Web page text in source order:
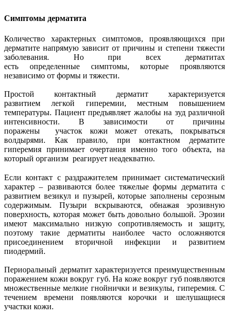
Симптомы дерматита
Количество характерных симптомов, проявляющихся при
дерматите напрямую зависит от причины и степени тяжести
заболевания. Но при всех дерматитах
есть определенные симптомы, которые проявляются
независимо от формы и тяжести.
Простой контактный дерматит характеризуется
развитием легкой гиперемии, местным повышением
температуры. Пациент предъявляет жалобы на зуд различной
интенсивности. В зависимости от причины
поражены участок кожи может отекать, покрываться
волдырями. Как правило, при контактном дерматите
гиперемия принимает очертания именно того объекта, на
который организм реагирует неадекватно.
Если контакт с раздражителем принимает систематический
характер – развиваются более тяжелые формы дерматита с
развитием везикул и пузырей, которые заполнены серозным
содержимым. Пузыри вскрываются, обнажая эрозивную
поверхность, которая может быть довольно большой. Эрозии
имеют максимально низкую сопротивляемость и защиту,
поэтому такие дерматиты наиболее часто осложняются
присоединением вторичной инфекции и развитием
пиодермий.
Периоральный дерматит характеризуется преимущественным
поражением кожи вокруг губ. На коже вокруг губ появляются
множественные мелкие гнойнички и везикулы, гиперемия. С
течением времени появляются корочки и шелушащиеся
участки кожи.